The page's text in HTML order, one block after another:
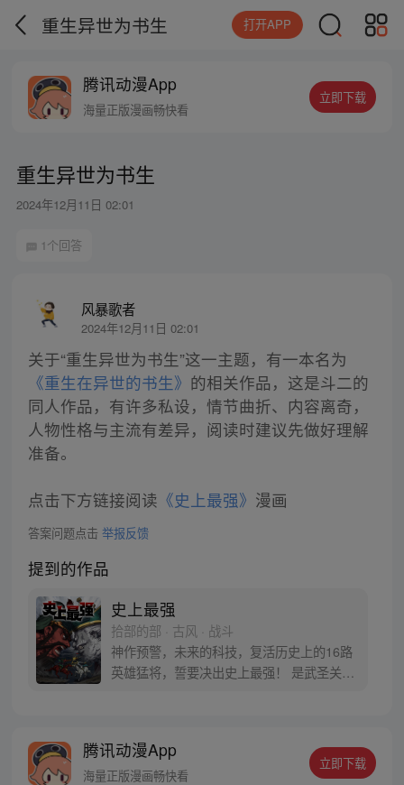
重生异世为书生 打开APP
腾讯动漫App
海量正版漫画畅快看
立即下载
重生异世为书生
2024年12月11日 02:01
1个回答
风暴歌者
2024年12月11日 02:01
关于“重生异世为书生”这一主题，有一本名为
《重生在异世的书生》 的相关作品，这是斗二的
同人作品，有许多私设，情节曲折、内容离奇，
人物性格与主流有差异，阅读时建议先做好理解
准备。
点击下方链接阅读 《史上最强》 漫画
答案问题点击 举报反馈
提到的作品
史上最强
拾部的部 · 古风 · 战斗
神作预警，未来的科技，复活历史上的16路
英雄猛将，誓要决出史上最强！ 是武圣关云
丝群：481670726
腾讯动漫App
海量正版漫画畅快看
立即下载